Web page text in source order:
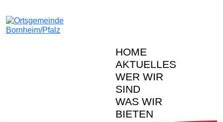
HOME
AKTUELLES
WER WIR
SIND
WAS WIR
BIETEN